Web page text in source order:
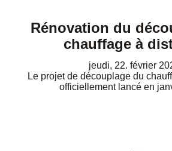
Vignettes et sacs taxés
Comment fonctionne une IVD ?
Rénovation du
chauffage à
jeudi, 22. février
Le projet de découplage du
officiellement lancé en